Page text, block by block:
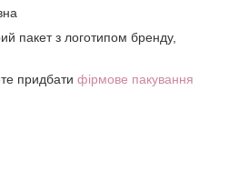
пакет з логотипом бренду,
придбати фірмове пакування